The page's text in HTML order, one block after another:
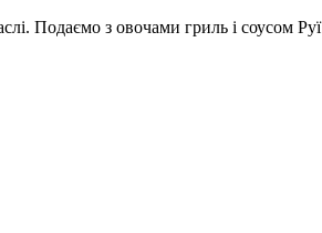
Подаємо з овочами гриль і соусом Руї